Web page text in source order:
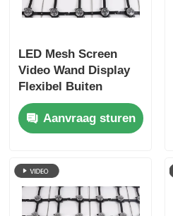
LED Mesh Screen
Video Wand Display
Flexibel Buiten
Doorzichtig Gordijn
Billboard voor
Gebouw Gevel Stage
Aanvraag sturen